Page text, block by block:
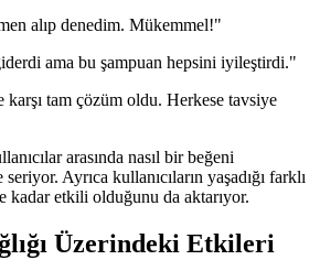
alıp denedim. Mükemmel!"
ama bu şampuan hepsini iyileştirdi."
karşı tam çözüm oldu. Herkese tavsiye
arasında nasıl bir beğeni
Ayrıca kullanıcıların yaşadığı farklı
kadar etkili olduğunu da aktarıyor.
Üzerindeki Etkileri